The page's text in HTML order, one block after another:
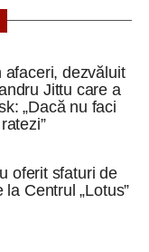
ofertelor este
în parteneriat cu
restaurarea și
tradițional
va fi
afaceri, dezvăluit
Jittu care a
„Dacă nu faci
oferit sfaturi de
Centrul „Lotus”